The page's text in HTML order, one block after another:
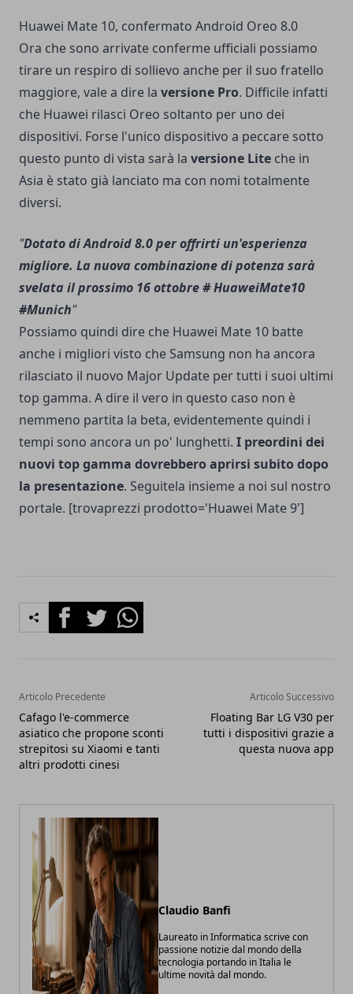
Huawei Mate 10, confermato Android Oreo 8.0
Ora che sono arrivate conferme ufficiali possiamo
tirare un respiro di sollievo anche per il suo fratello
maggiore, vale a dire la versione Pro. Difficile infatti
che Huawei rilasci Oreo soltanto per uno dei
dispositivi. Forse l'unico dispositivo a peccare sotto
questo punto di vista sarà la versione Lite che in
Asia è stato già lanciato ma con nomi totalmente
diversi.
"Dotato di Android 8.0 per offrirti un'esperienza
migliore. La nuova combinazione di potenza sarà
svelata il prossimo 16 ottobre# HuaweiMate10
#Munich"
Possiamo quindi dire che Huawei Mate 10 batte
anche i migliori visto che Samsung non ha ancora
rilasciato il nuovo Major Update per tutti i suoi ultimi
top gamma. A dire il vero in questo caso non è
nemmeno partita la beta, evidentemente quindi i
tempi sono ancora un po' lunghetti. I preordini dei
nuovi top gamma dovrebbero aprirsi subito dopo
la presentazione. Seguitela insieme a noi sul nostro
portale. [trovaprezzi prodotto='Huawei Mate 9']
FacebookTwitterWhatsapp
Articolo Precedente
Cafago l'e-commerce
asiatico che propone sconti
strepitosi su Xiaomi e tanti
altri prodotti cinesi
Articolo Successivo
Floating Bar LG V30 per
tutti i dispositivi grazie a
questa nuova app
Claudio Banfi
Laureato in Informatica scrive con
passione notizie dal mondo della
tecnologia portando in Italia le
ultime novità dal mondo.